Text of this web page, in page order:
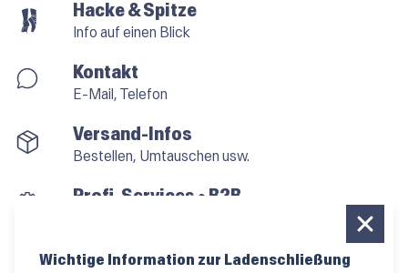
Hacke & Spitze
Info auf einen Blick
Kontakt
E-Mail, Telefon
Versand-Infos
Bestellen, Umtauschen usw.
Profi-Services • B2B
Newsletter bestellen
Wichtige Information zur Ladenschließung